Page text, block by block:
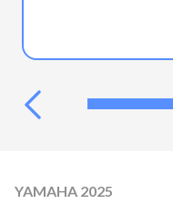
YAMAHA 2025